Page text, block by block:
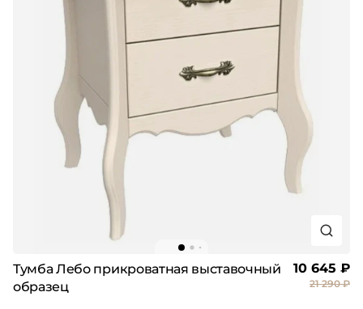
Тумба Лебо прикроватная выставочный
образец
10 645 ₽
21 290 ₽